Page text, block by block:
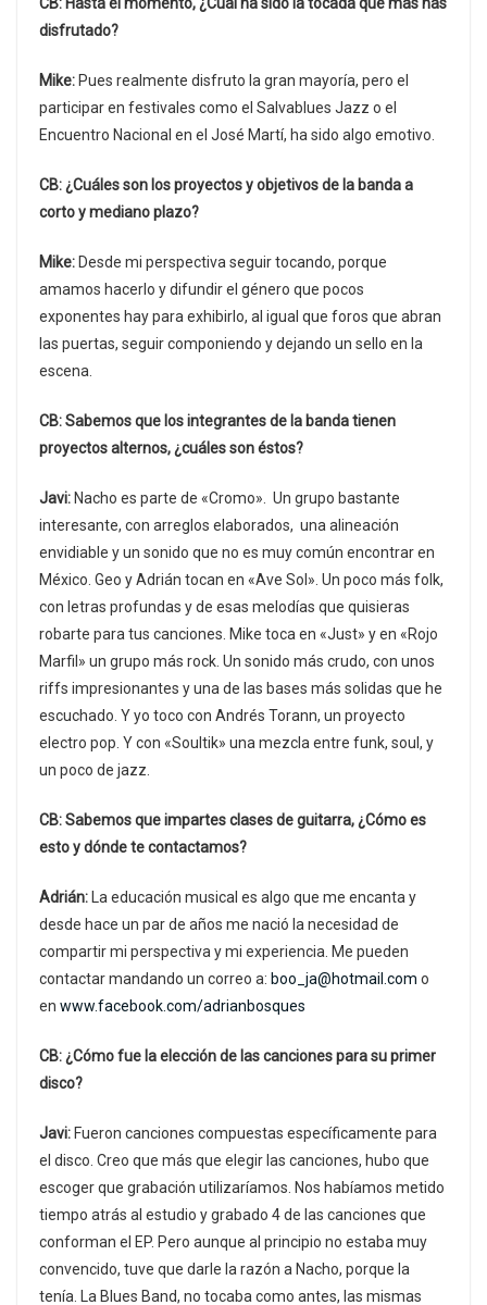
disfrutado?
Mike: Pues realmente disfruto la gran mayoría, pero el
participar en festivales como el Salvablues Jazz o el
Encuentro Nacional en el José Martí, ha sido algo emotivo.
CB: ¿Cuáles son los proyectos y objetivos de la banda a
corto y mediano plazo?
Mike: Desde mi perspectiva seguir tocando, porque
amamos hacerlo y difundir el género que pocos
exponentes hay para exhibirlo, al igual que foros que abran
las puertas, seguir componiendo y dejando un sello en la
escena.
CB: Sabemos que los integrantes de la banda tienen
proyectos alternos, ¿cuáles son éstos?
Javi: Nacho es parte de «Cromo». Un grupo bastante
interesante, con arreglos elaborados, una alineación
envidiable y un sonido que no es muy común encontrar en
México. Geo y Adrián tocan en «Ave Sol». Un poco más folk,
con letras profundas y de esas melodías que quisieras
robarte para tus canciones. Mike toca en «Just» y en «Rojo
Marfil» un grupo más rock. Un sonido más crudo, con unos
riffs impresionantes y una de las bases más solidas que he
escuchado. Y yo toco con Andrés Torann, un proyecto
electro pop. Y con «Soultik» una mezcla entre funk, soul, y
un poco de jazz.
CB: Sabemos que impartes clases de guitarra, ¿Cómo es
esto y dónde te contactamos?
Adrián: La educación musical es algo que me encanta y
desde hace un par de años me nació la necesidad de
compartir mi perspectiva y mi experiencia. Me pueden
contactar mandando un correo a: boo_ja@hotmail.com o
en www.facebook.com/adrianbosques
CB: ¿Cómo fue la elección de las canciones para su primer
disco?
Javi: Fueron canciones compuestas específicamente para
el disco. Creo que más que elegir las canciones, hubo que
escoger que grabación utilizaríamos. Nos habíamos metido
tiempo atrás al estudio y grabado 4 de las canciones que
conforman el EP. Pero aunque al principio no estaba muy
convencido, tuve que darle la razón a Nacho, porque la
tenía. La Blues Band, no tocaba como antes, las mismas